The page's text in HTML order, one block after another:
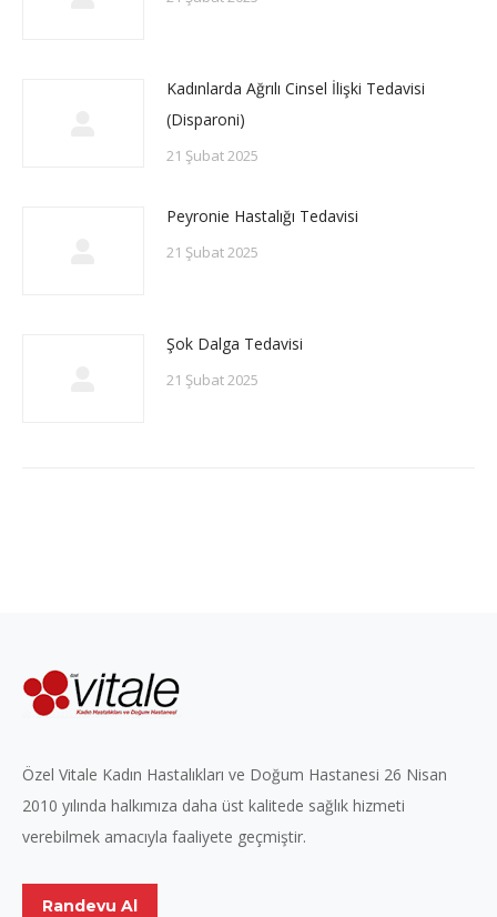
Kadınlarda Ağrılı Cinsel İlişki Tedavisi
(Disparoni)
21 Şubat 2025
Peyronie Hastalığı Tedavisi
21 Şubat 2025
Şok Dalga Tedavisi
21 Şubat 2025
Özel Vitale Kadın Hastalıkları ve Doğum Hastanesi 26 Nisan
2010 yılında halkımıza daha üst kalitede sağlık hizmeti
verebilmek amacıyla faaliyete geçmiştir.
Randevu Al